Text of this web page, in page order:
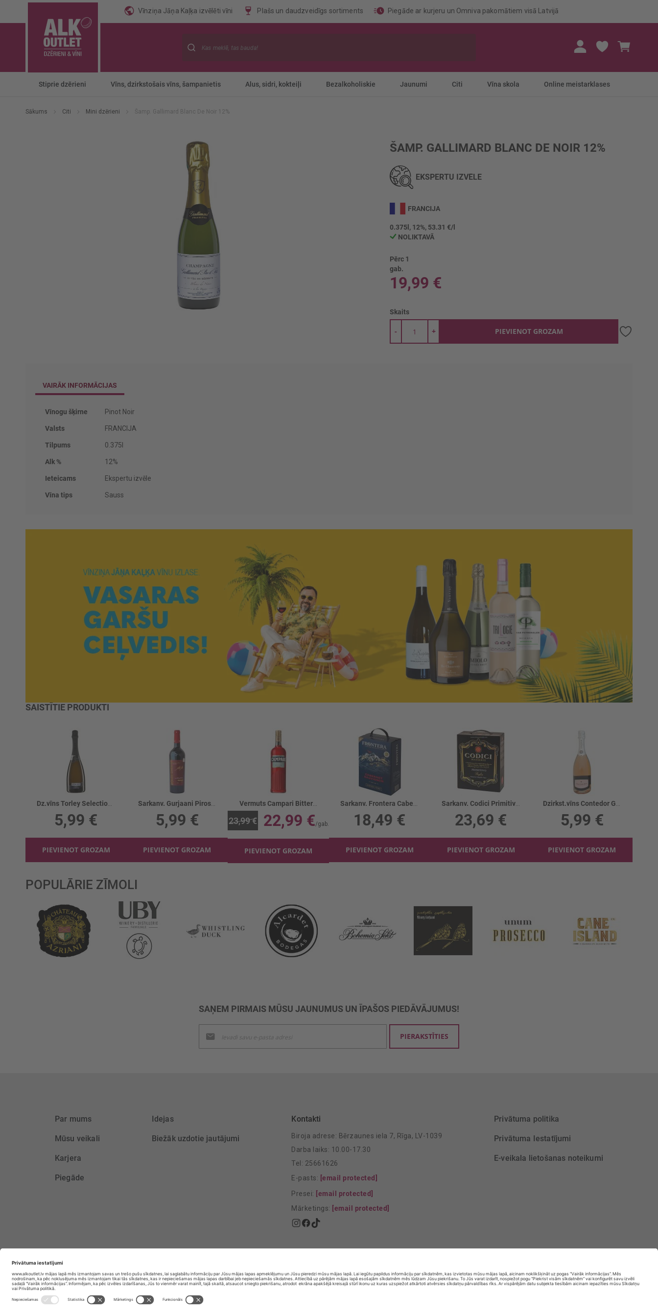
Vīnziņa Jāņa Kaļķa izvēlēti vīni Plašs un daudzveidīgs sortiments Piegāde ar kurjeru un Omniva pakomātiem visā Latvijā
Stiprie dzērieni Vīns, dzirkstošais vīns, šampanietis Alus, sidri, kokteiļi Bezalkoholiskie Jaunumi Citi Vīna skola Online meistarklases
Sākums Citi Mini dzērieni Šamp. Gallimard Blanc De Noir 12%
ŠAMP. GALLIMARD BLANC DE NOIR 12%
EKSPERTU IZVĒLE
FRANCIJA
0.375l, 12%, 53.31 €/l
NOLIKTAVĀ
Pērc 1
gab.
19,99 €
Skaits
+
- PIEVIENOT GROZAM
VAIRĀK INFORMĀCIJAS
Vairāk
Vīnogu šķirne Pinot Noir
Valsts FRANCIJA
Tilpums 0.375l
Alk % 12%
Ieteicams Ekspertu izvēle
Vīna tips Sauss
SAISTĪTIE PRODUKTI
Dz.vīns Torley Selection Extra dry 12.5%
5,99 €
PIEVIENOT GROZAM
Sarkanv. Gurjaani Pirosmani 12.2%
5,99 €
PIEVIENOT GROZAM
Vermuts Campari Bitter 25%
23,99 € 22,99 €
PIEVIENOT GROZAM
Sarkanv. Frontera Cabernet Sauvignon BIB 12.5%
18,49 €
PIEVIENOT GROZAM
Sarkanv. Codici Primitivo 13.5%
23,69 €
PIEVIENOT GROZAM
Dzirkst.vīns Contedor G.Cuvee Brut Rose 11%
5,99 €
PIEVIENOT GROZAM
POPULĀRIE ZĪMOLI
SAŅEM PIRMAIS MŪSU JAUNUMUS UN ĪPAŠOS PIEDĀVĀJUMUS!
jaunumu
saņemšanai:
PIERAKSTĪTIES
Par mums
Mūsu veikali
Karjera
Piegāde
Idejas
Biežāk uzdotie jautājumi
Kontakti
Biroja adrese: Bērzaunes iela 7, Rīga, LV-1039
Darba laiks: 10.00-17.30
Tel: 25661626
E-pasts: [email protected]
Presei: [email protected]
Mārketings: [email protected]
Privātuma politika
Privātuma Iestatījumi
E-veikala lietošanas noteikumi